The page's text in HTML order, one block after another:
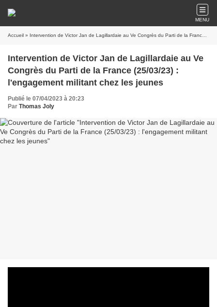
MENU
Accueil » Intervention de Victor Jan de Lagillardaie au Ve Congrès du Parti de la France (25/03/23) : l'engagement militant chez les jeunes
Intervention de Victor Jan de Lagillardaie au Ve
Congrès du Parti de la France (25/03/23) :
l'engagement militant chez les jeunes
Publié le 07/04/2023 à 20:23
Par Thomas Joly